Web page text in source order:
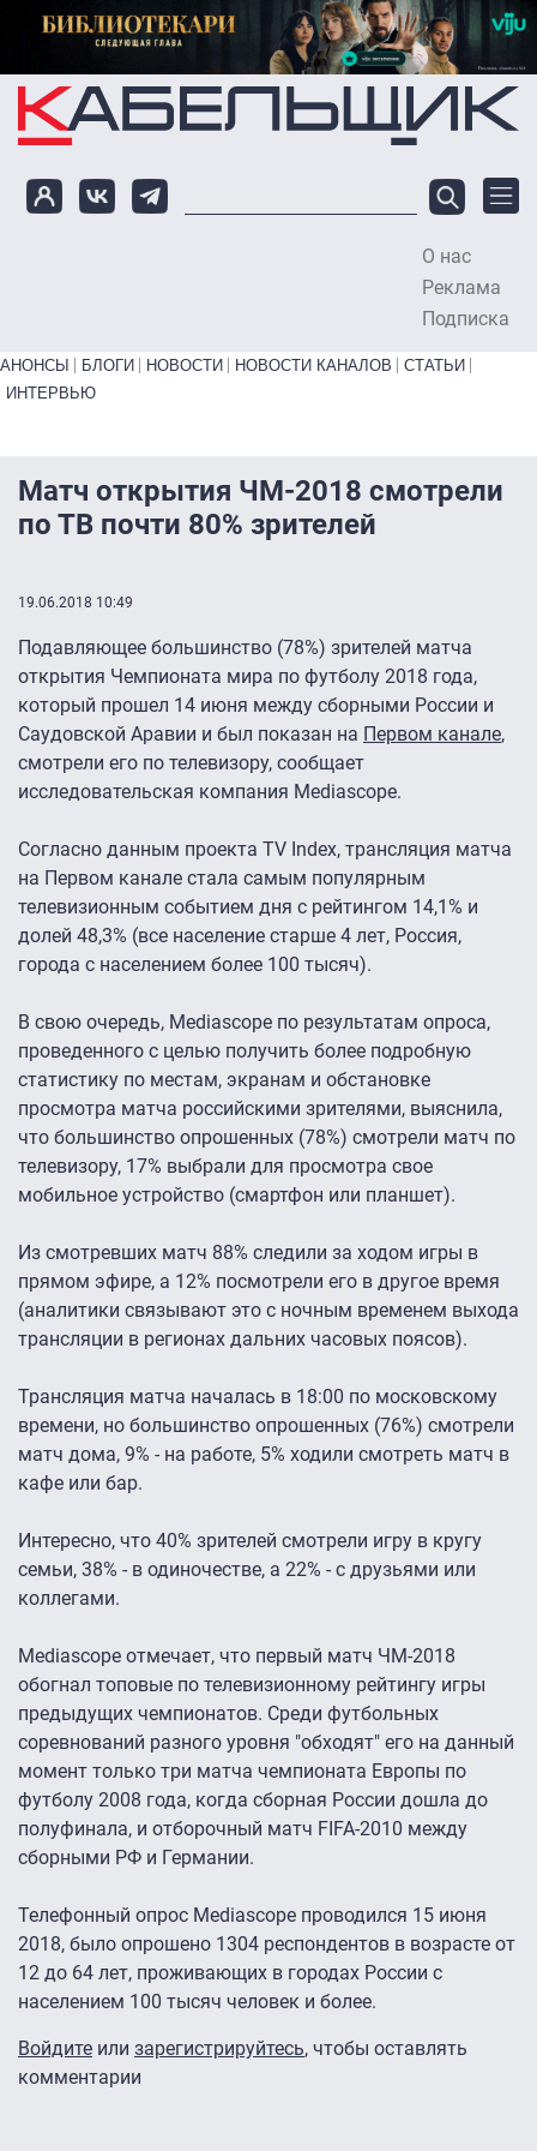
Перейти к основному содержанию
О нас
Реклама
Подписка
Primary links bottom
АНОНСЫ БЛОГИ НОВОСТИ НОВОСТИ КАНАЛОВ
СТАТЬИ
ИНТЕРВЬЮ
Матч открытия ЧМ-2018 смотрели
по ТВ почти 80% зрителей
19.06.2018 10:49
Подавляющее большинство (78%) зрителей матча
открытия Чемпионата мира по футболу 2018 года,
который прошел 14 июня между сборными России и
Саудовской Аравии и был показан на Первом канале,
смотрели его по телевизору, сообщает
исследовательская компания Mediascope.
Согласно данным проекта TV Index, трансляция матча
на Первом канале стала самым популярным
телевизионным событием дня с рейтингом 14,1% и
долей 48,3% (все население старше 4 лет, Россия,
города с населением более 100 тысяч).
В свою очередь, Mediascope по результатам опроса,
проведенного с целью получить более подробную
статистику по местам, экранам и обстановке
просмотра матча российскими зрителями, выяснила,
что большинство опрошенных (78%) смотрели матч по
телевизору, 17% выбрали для просмотра свое
мобильное устройство (смартфон или планшет).
Из смотревших матч 88% следили за ходом игры в
прямом эфире, а 12% посмотрели его в другое время
(аналитики связывают это с ночным временем выхода
трансляции в регионах дальних часовых поясов).
Трансляция матча началась в 18:00 по московскому
времени, но большинство опрошенных (76%) смотрели
матч дома, 9% - на работе, 5% ходили смотреть матч в
кафе или бар.
Интересно, что 40% зрителей смотрели игру в кругу
семьи, 38% - в одиночестве, а 22% - с друзьями или
коллегами.
Mediascope отмечает, что первый матч ЧМ-2018
обогнал топовые по телевизионному рейтингу игры
предыдущих чемпионатов. Среди футбольных
соревнований разного уровня "обходят" его на данный
момент только три матча чемпионата Европы по
футболу 2008 года, когда сборная России дошла до
полуфинала, и отборочный матч FIFA-2010 между
сборными РФ и Германии.
Телефонный опрос Mediascope проводился 15 июня
2018, было опрошено 1304 респондентов в возрасте от
12 до 64 лет, проживающих в городах России с
населением 100 тысяч человек и более.
Войдите или зарегистрируйтесь, чтобы оставлять
комментарии